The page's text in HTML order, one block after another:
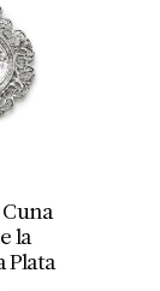
la
Plata